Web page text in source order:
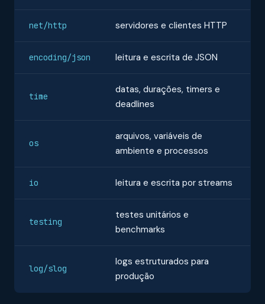
net/http servidores e clientes HTTP
encoding/json leitura e escrita de JSON
time
datas, durações, timers e
deadlines
os
arquivos, variáveis de
ambiente e processos
io leitura e escrita por streams
testing
testes unitários e
benchmarks
log/slog
logs estruturados para
produção